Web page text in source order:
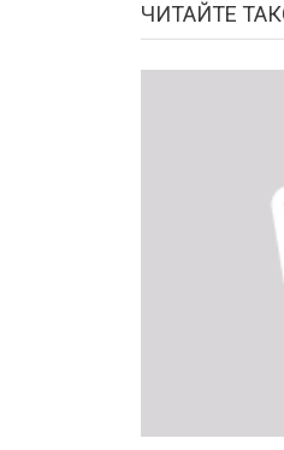
ЧИТАЙТЕ